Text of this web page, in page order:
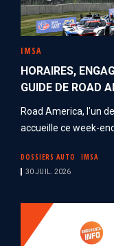
IMSA
HORAIRES,
GUIDE DE ROAD
Road America, l'un
accueille ce week-
DOSSIERS AUTO IMSA
30 JUIL. 2026